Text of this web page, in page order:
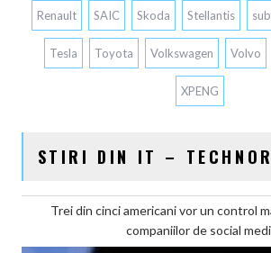
Renault SAIC Skoda Stellantis
Tesla Toyota Volkswagen Volvo
XPENG
STIRI DIN IT –
Trei din cinci americani vor un control
companiilor de social